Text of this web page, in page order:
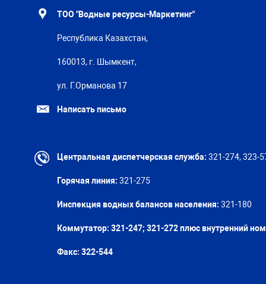
ТОО "Водные ресурсы-Маркетинг"
Республика Казахстан,
160013, г. Шымкент,
ул. Г.Орманова 17
Написать письмо
Центральная диспетчерская служба: 321-274, 323-
Горячая линия: 321-275
Инспекция водных балансов населения: 321-180
Коммутатор: 321-247; 321-272 плюс внутренний
Факс: 322-544